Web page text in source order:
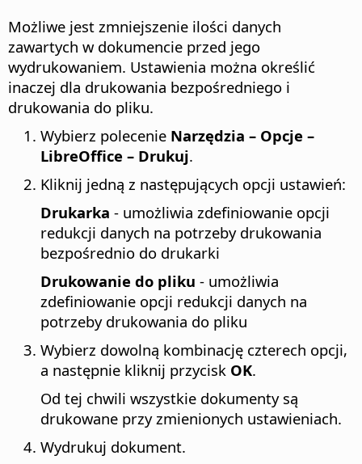
Możliwe jest zmniejszenie ilości danych
zawartych w dokumencie przed jego
wydrukowaniem. Ustawienia można określić
inaczej dla drukowania bezpośredniego i
drukowania do pliku.
Wybierz polecenie Narzędzia – Opcje –
LibreOffice – Drukuj.
Kliknij jedną z następujących opcji ustawień:
Drukarka - umożliwia zdefiniowanie opcji
redukcji danych na potrzeby drukowania
bezpośrednio do drukarki
Drukowanie do pliku - umożliwia
zdefiniowanie opcji redukcji danych na
potrzeby drukowania do pliku
Wybierz dowolną kombinację czterech opcji,
a następnie kliknij przycisk OK.
Od tej chwili wszystkie dokumenty są
drukowane przy zmienionych ustawieniach.
Wydrukuj dokument.